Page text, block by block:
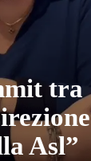
tra
Asl”